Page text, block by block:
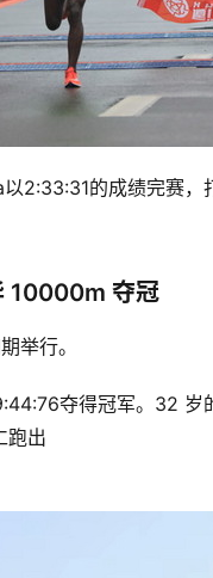
2:33:31的成绩完赛，
10000m 夺冠
举行。
夺得冠军。32 岁
跑出